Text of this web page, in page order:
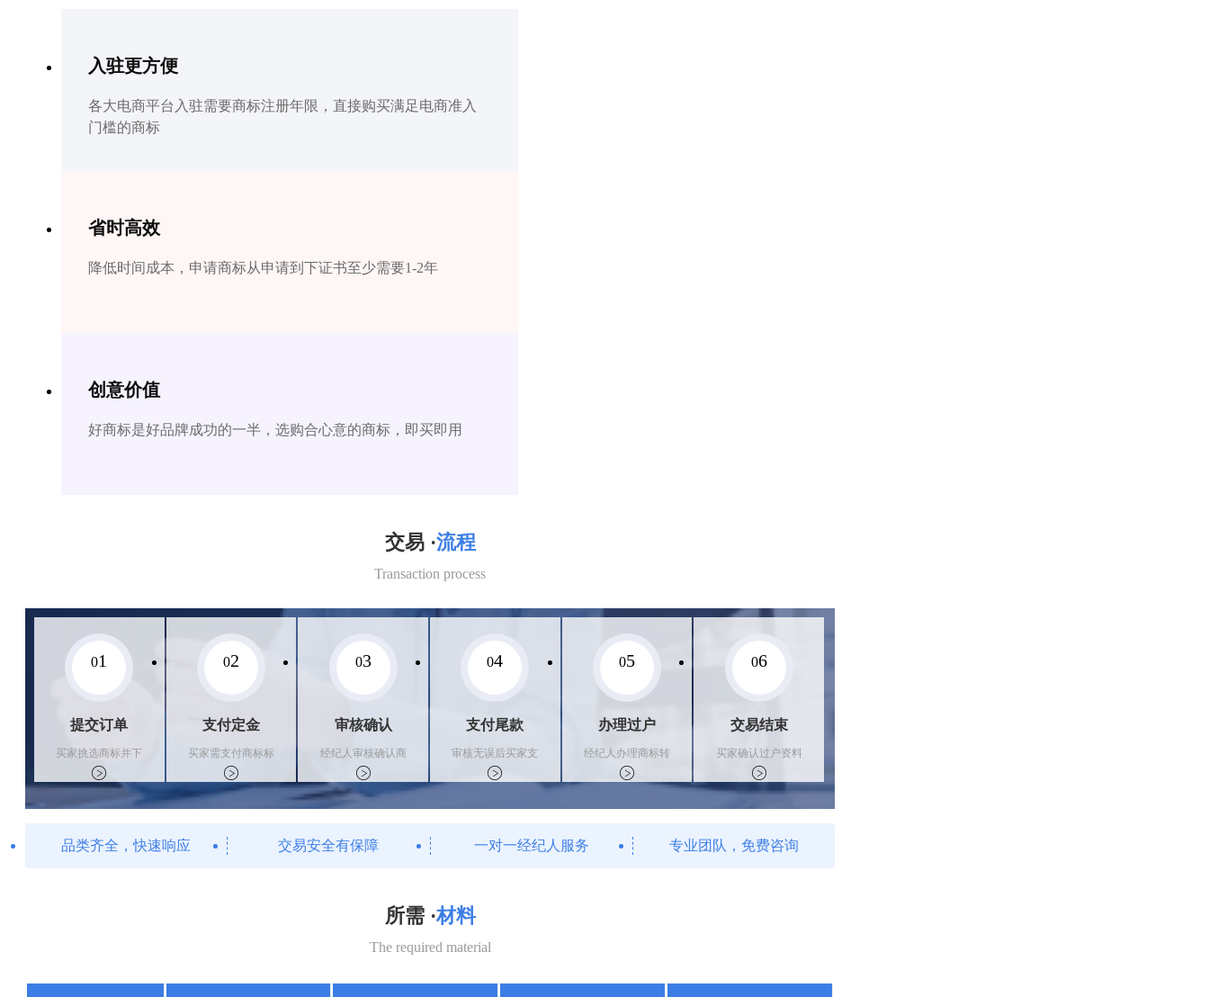
入驻更方便
各大电商平台入驻需要商标注册年限，直接购买满足电商准入
门槛的商标
省时高效
降低时间成本，申请商标从申请到下证书至少需要1-2年
创意价值
好商标是好品牌成功的一半，选购合心意的商标，即买即用
交易 ·流程
Transaction process
01
提交订单
买家挑选商标并下
单
02
支付定金
买家需支付商标标
价的10%的购买订
金
03
审核确认
经纪人审核确认商
标状态
04
支付尾款
审核无误后买家支
付尾款，卖家办理
相关手续
05
办理过户
经纪人办理商标转
让手续，交付相关
证书
06
交易结束
买家确认过户资料
后，平台解冻资金
支付卖家
品类齐全，快速响应 交易安全有保障 一对一经纪人服务 专业团队，免费咨询
所需 ·材料
The required material